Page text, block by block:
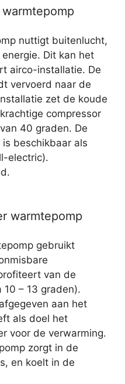
nuttigt buitenlucht,
Dit kan het
airco-installatie. De
vervoerd naar de
zet de koude
compressor
40 graden. De
beschikbaar als
electric).
warmtepomp
gebruikt
van de
– 13 graden).
aan het
als doel het
voor de verwarming.
zorgt in de
en koelt in de